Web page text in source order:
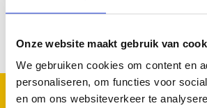
Onze website maakt gebruik van
We gebruiken cookies om content en
personaliseren, om functies voor
en om ons websiteverkeer te
Delen
GOED TE COMBINEREN